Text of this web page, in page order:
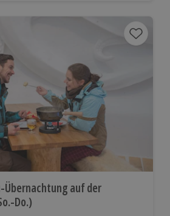
Übernachtung auf der
Do.)